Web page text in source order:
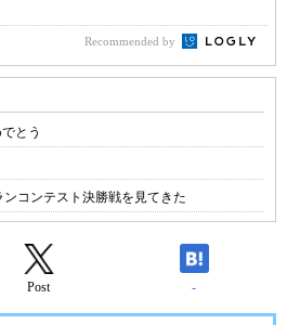
Recommended by
とう
コンテスト決勝戦を見てきた
Post -